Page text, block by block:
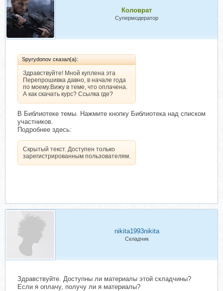
Коловрат
Супермодератор
Spyrydonov сказал(а):
Здравствуйте! Мной куплена эта
Перепрошивка давно, в начале года
по моему.Вижу в теме, что оплачена.
А как скачать курс? Ссылка где?
В Библиотеке темы. Нажмите кнопку Библиотека над списком
участников.
Подробнее здесь:
Скрытый текст. Доступен только
зарегистрированным пользователям.
nikita1993nikita
Складчик
Здравствуйте. Доступны ли материалы этой складчины?
Если я оплачу, получу ли я материалы?